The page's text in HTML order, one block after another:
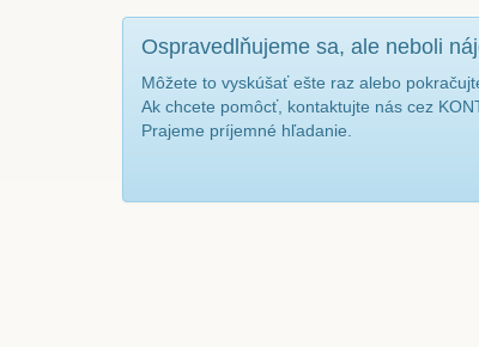
Ospravedlňujeme sa, ale neboli
Môžete to vyskúšať ešte raz alebo
Ak chcete pomôcť, kontaktujte nás cez
Prajeme príjemné hľadanie.